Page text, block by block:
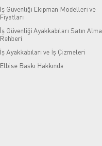
İş Güvenliği Ekipman Modelleri ve
Fiyatları
İş Güvenliği Ayakkabıları Satın Alma
Rehberi
İş Ayakkabıları ve İş Çizmeleri
Elbise Baskı Hakkında